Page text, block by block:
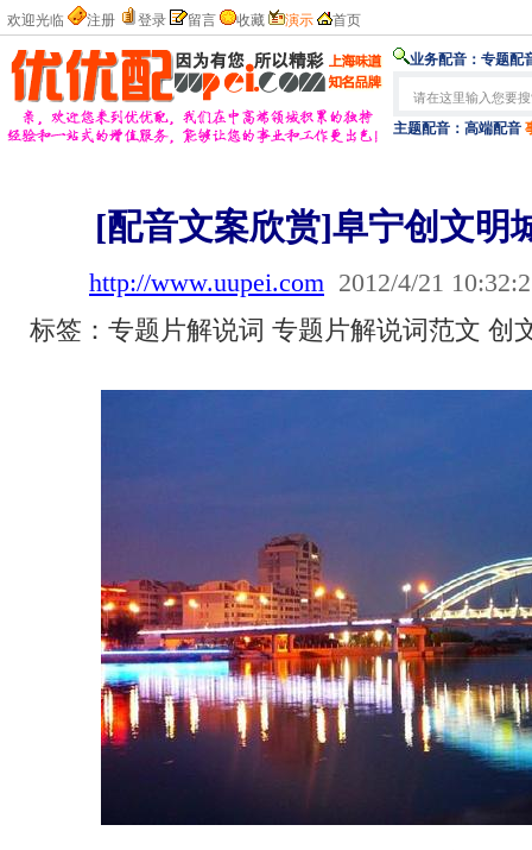
欢迎光临 注册 登录 留言 收藏 演示 首页
业务配音： 专题配
主题配音： 高端配音
[配音文案欣赏]阜宁创文明
http://www.uupei.com 2012/4/21
标签：专题片解说词 专题片解说词范文 创